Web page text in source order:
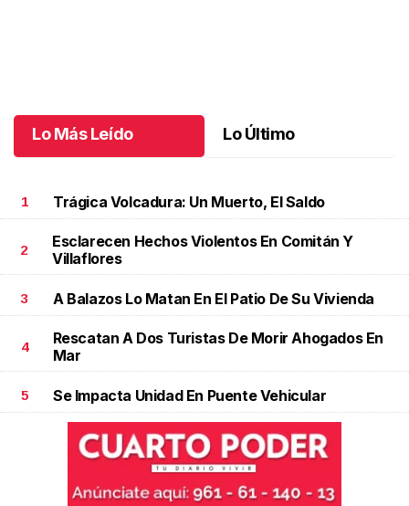
Lo Más Leído Lo Último
1 Trágica Volcadura: Un Muerto, El Saldo
2
Esclarecen Hechos Violentos En Comitán Y
Villaflores
3 A Balazos Lo Matan En El Patio De Su Vivienda
4
Rescatan A Dos Turistas De Morir Ahogados En
Mar
5 Se Impacta Unidad En Puente Vehicular